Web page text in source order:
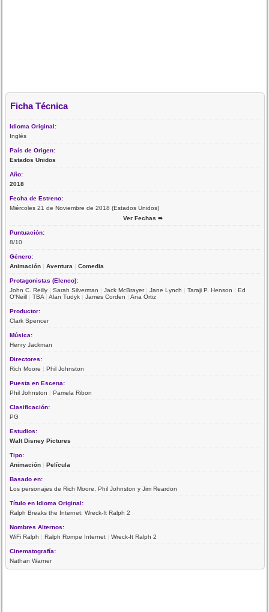
Ficha Técnica
Idioma Original:
Inglés
País de Origen:
Estados Unidos
Año:
2018
Fecha de Estreno:
Miércoles 21 de Noviembre de 2018 (Estados Unidos)
Ver Fechas ➨
Puntuación:
8/10
Género:
Animación |Aventura |Comedia
Protagonistas (Elenco):
John C. Reilly |Sarah Silverman |Jack McBrayer|Jane Lynch |Taraji P. Henson |Ed
O'Neill |TBA |Alan Tudyk |James Corden |Ana Ortiz
Productor:
Clark Spencer
Música:
Henry Jackman
Directores:
Rich Moore |Phil Johnston
Puesta en Escena:
Phil Johnston |Pamela Ribon
Clasificación:
PG
Estudios:
Walt Disney Pictures
Tipo:
Animación |Película
Basado en:
Los personajes de Rich Moore, Phil Johnston y Jim Reardon
Título en Idioma Original:
Ralph Breaks the Internet: Wreck-It Ralph 2
Nombres Alternos:
WiFi Ralph |Ralph Rompe Internet |Wreck-It Ralph 2
Cinematografía:
Nathan Warner